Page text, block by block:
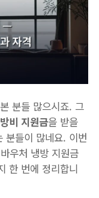
분들 많으시죠. 그
비 지원금을 받을
분들이 많네요. 이번
우처 냉방 지원금
한 번에 정리합니